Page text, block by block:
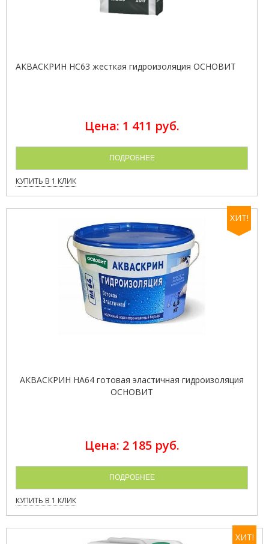
АКВАСКРИН HC63 жесткая гидроизоляция ОСНОВИТ
Цена: 1 411 руб.
ПОДРОБНЕЕ
КУПИТЬ В 1 КЛИК
ХИТ!
АКВАСКРИН HA64 готовая эластичная гидроизоляция
ОСНОВИТ
Цена: 2 185 руб.
ПОДРОБНЕЕ
КУПИТЬ В 1 КЛИК
ХИТ!